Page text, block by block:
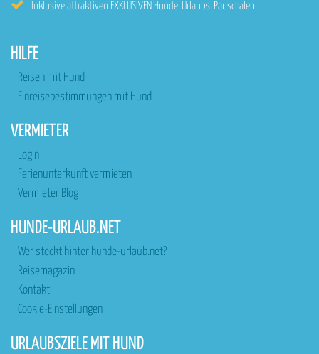
Inklusive attraktiven EXKLUSIVEN Hunde-Urlaubs-Pauschalen
HILFE
Reisen mit Hund
Einreisebestimmungen mit Hund
VERMIETER
Login
Ferienunterkunft vermieten
Vermieter Blog
HUNDE-URLAUB.NET
Wer steckt hinter hunde-urlaub.net?
Reisemagazin
Kontakt
Cookie-Einstellungen
URLAUBSZIELE MIT HUND